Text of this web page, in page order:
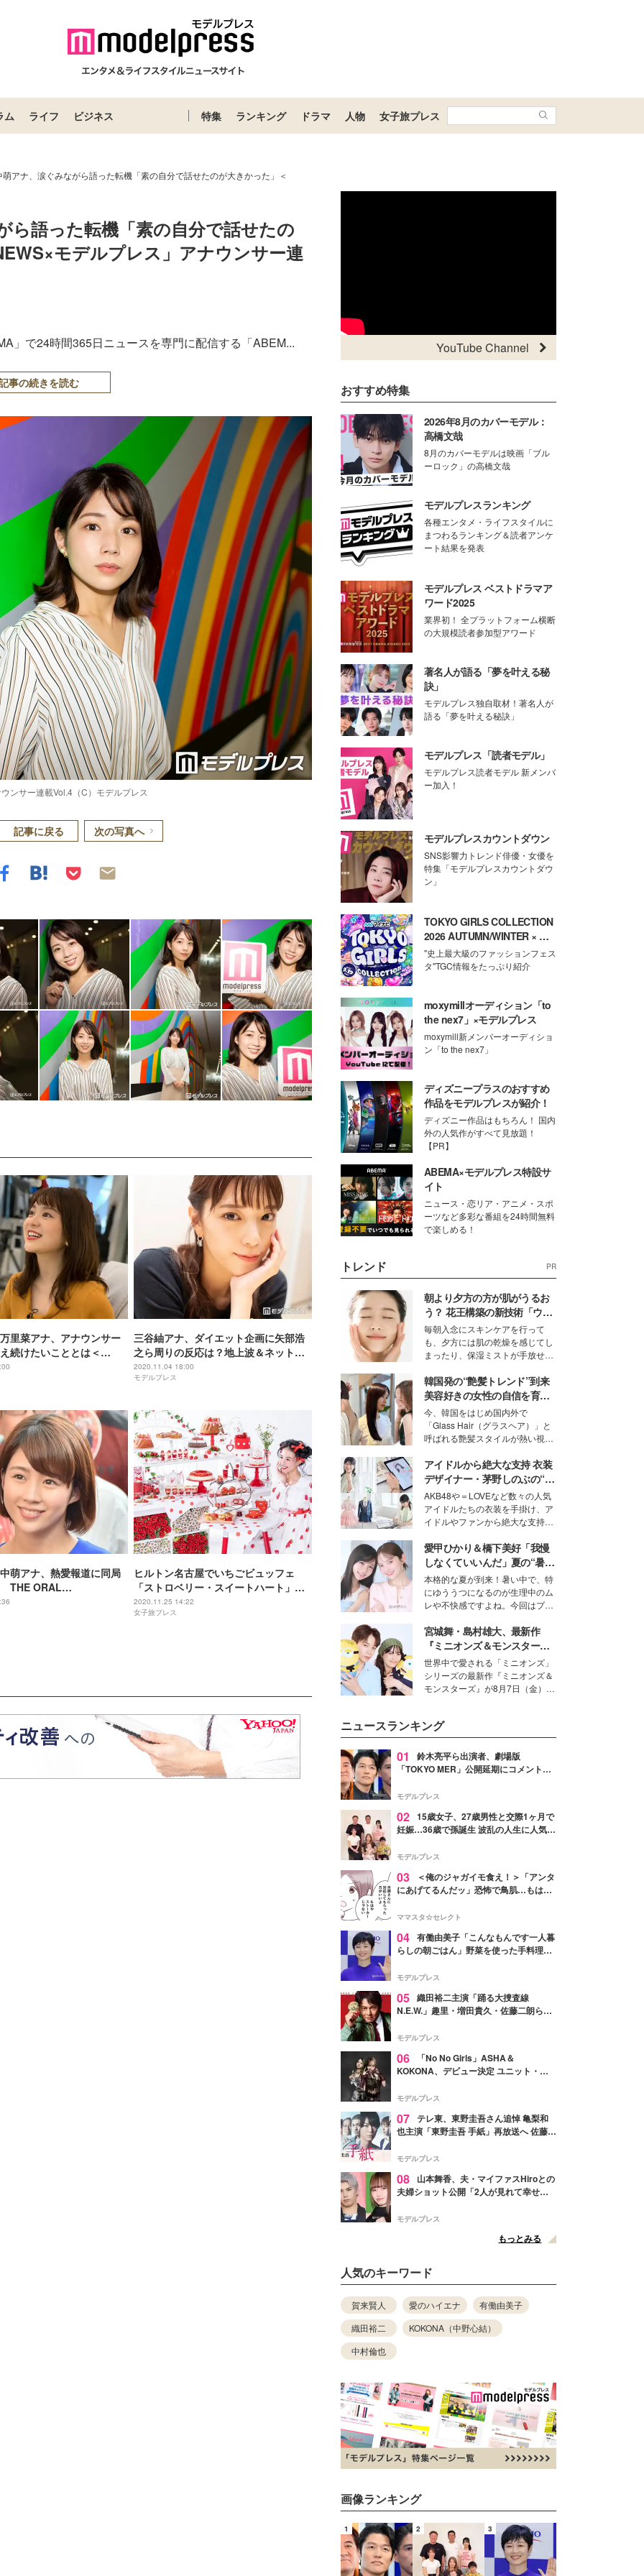
ム ライフ ビジネス 特集 ランキング ドラマ 人物 女子旅プレス
アナ、涙ぐみながら語った転機「素の自分で話せたのが大きかった」＜
ら語った転機「素の自分で話せたの
モデルプレス」アナウンサー連
」で24時間365日ニュースを専門に配信する「ABEM...
事の続きを読む
ンサー連載Vol.4（C）モデルプレス
記事に戻る 次の写真へ
里菜アナ、アナウンサー
続けたいこととは＜
モデルプレス」アナ
三谷紬アナ、ダイエット企画に矢部浩
之ら周りの反応は？地上波＆ネットの
両立語る「悩んだことはありました」
＜「ABEMA NEWS×モデルプレス」ア
2020.11.04 18:00
モデルプレス
萌アナ、熱愛報道に同局
THE ORAL
・あきらかにあきらと
ヒルトン名古屋でいちごビュッフェ
「ストロベリー・スイートハート」水
玉やハートがモチーフの紅白スイーツ
2020.11.25 14:22
女子旅プレス
YouTube Channel
おすすめ特集
2026年8月のカバーモデル：
高橋文哉
8月のカバーモデルは映画「ブル
ーロック」の高橋文哉
モデルプレスランキング
各種エンタメ・ライフスタイルに
まつわるランキング＆読者アンケ
ート結果を発表
モデルプレス ベストドラマア
ワード2025
業界初！ 全プラットフォーム横断
の大規模読者参加型アワード
著名人が語る「夢を叶える秘
訣」
モデルプレス独自取材！著名人が
語る「夢を叶える秘訣」
モデルプレス「読者モデル」
モデルプレス読者モデル 新メンバ
ー加入！
モデルプレスカウントダウン
SNS影響力トレンド俳優・女優を
特集「モデルプレスカウントダウ
ン」
TOKYO GIRLS COLLECTION
2026 AUTUMN/WINTER × モ
デルプレス
"史上最大級のファッションフェス
タ"TGC情報をたっぷり紹介
moxymillオーディション「to
the nex7」×モデルプレス
moxymill新メンバーオーディショ
ン「to the nex7」
ディズニープラスのおすすめ
作品をモデルプレスが紹介！
ディズニー作品はもちろん！ 国内
外の人気作がすべて見放題！
【PR】
ABEMA×モデルプレス特設サ
イト
ニュース・恋リア・アニメ・スポ
ーツなど多彩な番組を24時間無料
で楽しめる！
トレンド PR
朝より夕方の方が肌がうるお
う？ 花王構築の新技術「ウォ
ーターキャプチャリングスキ
ン（捕水肌）」がスキンケア
の常識を変える予感
毎朝入念にスキンケアを行って
も、夕方には肌の乾燥を感じてし
まったり、保湿ミストが手放せな
な美容の常識を大きく変える可能
性を秘めた、革新的な「Water
Capturing Skin（ウォーターキャ
プチャリングスキン：捕水肌）」
技術を、花王が構築した。
韓国発の“艶髪トレンド”到来
美容好きの女性の自信を育む
「ヘアケア事情」って？
今、韓国をはじめ国内外で
「Glass Hair（グラスヘア）」と
呼ばれる艶髪スタイルが熱い視線
ションの完成度を高めるベースと
して、“髪そのものの美しさ”に改
めて注目する人が増えている様
子。今回は、そんな憧れの艶やか
な髪を日常で叶える、美容好きの
女性たちのヘアケア事情を紹介し
ます。
アイドルから絶大な支持 衣装
デザイナー・茅野しのぶの“可
愛い”を作る美学＜「シチズン
クロスシー」インタビュー＞
AKB48や＝LOVEなど数々の人気
アイドルたちの衣装を手掛け、ア
イドルやファンから絶大な支持を
取締役兼クリエイティブディレク
ター・茅野しのぶ。一人ひとりの
個性に寄り添い、魅力を引き出す
衣装作りは、多くの女性たちに勇
気と自信を与え続けている。
愛甲ひかり＆橋下美好「我慢
しなくていいんだ」夏の“暑さ
対策”の新しい選択肢とは？
本格的な夏が到来！暑い中で、特
にゆううつになるのが生理中のム
レや不快感ですよね。今回はプラ
モデル・愛甲ひかりさんと橋下美
好さんを迎えて本音で女子会トー
ク。猛暑のお出かけを快適に過ご
すヒントや、2人が感動した夏の
生理の新常識にも迫りました。
宮城舞・島村雄大、最新作
『ミニオンズ＆モンスター
ズ』の魅力熱弁 ハチャメチャ
だけじゃない“友情と絆”に感
動
世界中で愛される「ミニオンズ」
シリーズの最新作『ミニオンズ＆
モンスターズ』が8月7日（金）に
デルの宮城舞と島村雄大の特別対
談をお届け！それぞれの視点か
ら、今作ならではの魅力や予想外
の感動をもたらす奥深いストーリ
た。
ニュースランキング
01
鈴木亮平ら出演者、劇場版
「TOKYO MER」公開延期にコメント
最大の敬意とエールを」
モデルプレス
02 15歳女子、27歳男性と交際1ヶ月で
妊娠…36歳で孫誕生 波乱の人生に人気タ
よ！」
モデルプレス
03
＜俺のジャガイモ食え！＞「アンタ
にあげてるんだッ」恐怖で鳥肌…もはや
ママスタ☆セレクト
04 有働由美子「こんなもんです一人暮
らしの朝ごはん」野菜を使った手料理公
そう」と反響
モデルプレス
05 織田裕二主演「踊る大捜査線
N.E.W.」趣里・増田貴久・佐藤二朗ら新
徴する“謎のキーワード”も
モデルプレス
06
「No No Girls」ASHA＆
KOKONA、デビュー決定 ユニット・
リリースへ
モデルプレス
07 テレ東、東野圭吾さん追悼 亀梨和
也主演「東野圭吾 手紙」再放送へ 佐藤隆
モデルプレス
08
山本舞香、夫・マイファスHiroとの
夫婦ショット公開「2人が見れて幸せ」
モデルプレス
もっとみる
人気のキーワード
賀来賢人 愛のハイエナ
有働由美子
織田裕二
KOKONA（中野心結）
中村倫也
画像ランキング
1 2 3